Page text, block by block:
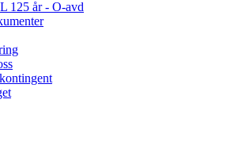
125 år - O-avd